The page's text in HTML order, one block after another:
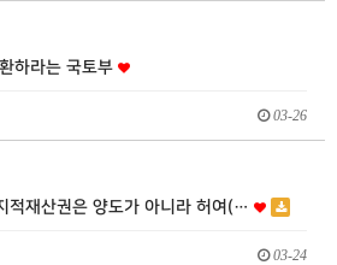
하라는 국토부
03-26
적재산권은 양도가 아니라 허여(…
03-24